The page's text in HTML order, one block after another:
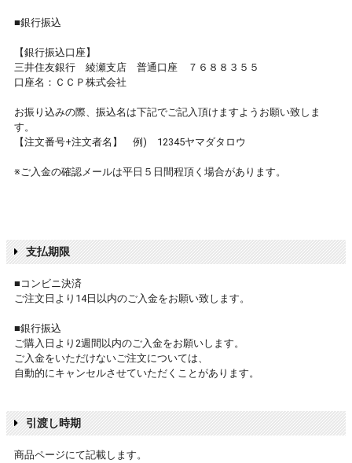
■銀行振込
【銀行振込口座】
三井住友銀行 綾瀬支店 普通口座 ７６８８３５５
口座名：ＣＣＰ株式会社
お振り込みの際、振込名は下記でご記入頂けますようお願い致しま
す。
【注文番号+注文者名】 例) 12345ヤマダタロウ
※ご入金の確認メールは平日５日間程頂く場合があります。
支払期限
■コンビニ決済
ご注文日より14日以内のご入金をお願い致します。
■銀行振込
ご購入日より2週間以内のご入金をお願いします。
ご入金をいただけないご注文については、
自動的にキャンセルさせていただくことがあります。
引渡し時期
商品ページにて記載します。